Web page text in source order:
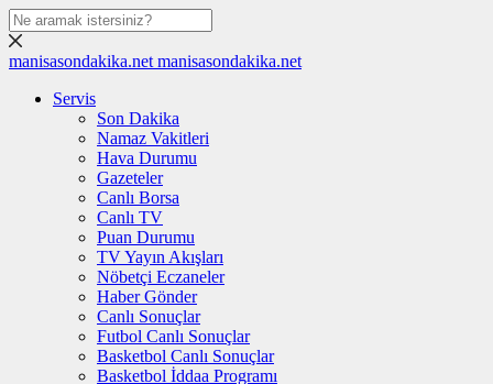
manisasondakika.net manisasondakika.net
Servis
Son Dakika
Namaz Vakitleri
Hava Durumu
Gazeteler
Canlı Borsa
Canlı TV
Puan Durumu
TV Yayın Akışları
Nöbetçi Eczaneler
Haber Gönder
Canlı Sonuçlar
Futbol Canlı Sonuçlar
Basketbol Canlı Sonuçlar
Basketbol İddaa Programı